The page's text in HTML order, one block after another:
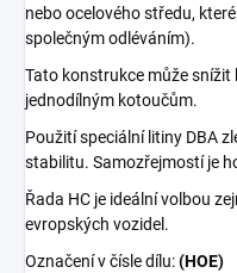
nebo ocelového středu,
společným odléváním).
Tato konstrukce může
jednodílným kotoučům.
Použití speciální litiny DBA
stabilitu. Samozřejmostí je
Řada HC je ideální volbou
evropských vozidel.
Označení v čísle dílu:(HOE)